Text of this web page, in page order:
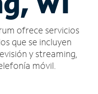
ofrece servicios
que se incluyen
y streaming,
móvil.